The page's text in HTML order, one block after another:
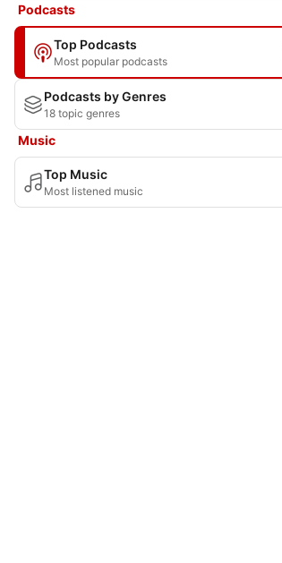
Podcasts
Top Podcasts
Most popular podcasts
Podcasts by Genres
18 topic genres
Music
Top Music
Most listened music